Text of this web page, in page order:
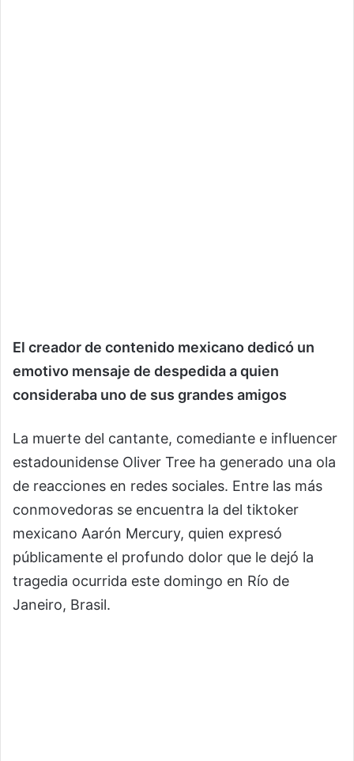
El creador de contenido mexicano dedicó un
emotivo mensaje de despedida a quien
consideraba uno de sus grandes amigos
La muerte del cantante, comediante e influencer
estadounidense Oliver Tree ha generado una ola
de reacciones en redes sociales. Entre las más
conmovedoras se encuentra la del tiktoker
mexicano Aarón Mercury, quien expresó
públicamente el profundo dolor que le dejó la
tragedia ocurrida este domingo en Río de
Janeiro, Brasil.